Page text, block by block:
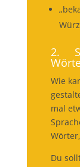
2.
Wie
mal
Wörter,
Du